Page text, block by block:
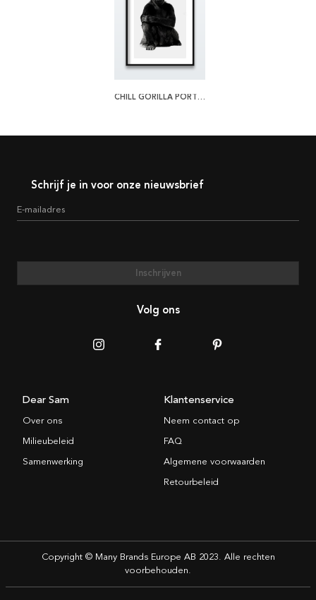
CHILL GORILLA PORTRAIT POSTER
Schrijf je in voor onze nieuwsbrief
E-mailadres
Inschrijven
Volg ons
Dear Sam
Over ons
Milieubeleid
Samenwerking
Klantenservice
Neem contact op
FAQ
Algemene voorwaarden
Retourbeleid
Copyright © Many Brands Europe AB 2023. Alle rechten
voorbehouden.